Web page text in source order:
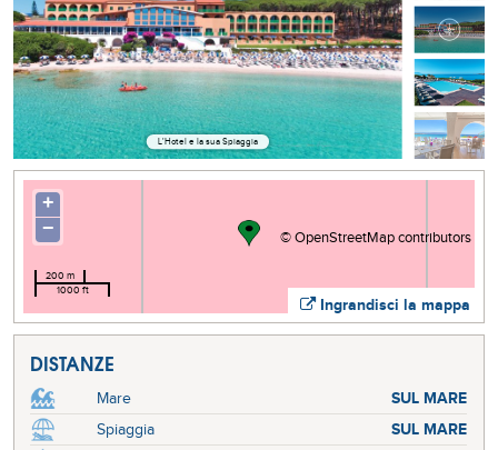
L'Hotel e la sua Spiaggia
Ingrandisci la mappa
+
−
©OpenStreetMapcontributors
200 m
1000 ft
DISTANZE
Mare
SUL MARE
Spiaggia
SUL MARE